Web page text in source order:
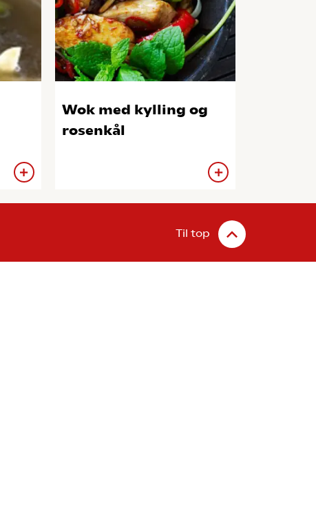
Wok med kylling og
rosenkål
Til top